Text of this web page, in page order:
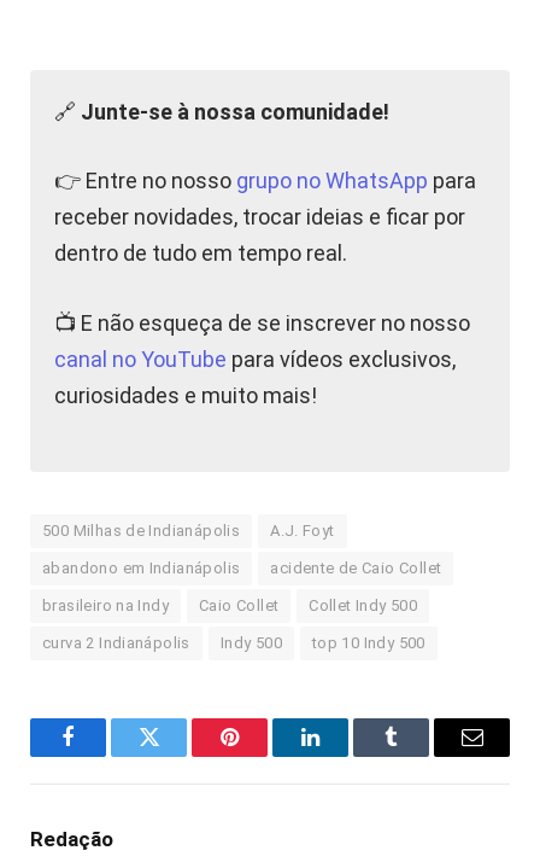
🔗 Junte-se à nossa comunidade!
👉 Entre no nosso grupo no WhatsApp para
receber novidades, trocar ideias e ficar por
dentro de tudo em tempo real.
📺 E não esqueça de se inscrever no nosso
canal no YouTube para vídeos exclusivos,
curiosidades e muito mais!
500 Milhas de Indianápolis A.J. Foyt
abandono em Indianápolis acidente de Caio Collet
brasileiro na Indy Caio Collet Collet Indy 500
curva 2 Indianápolis Indy 500 top 10 Indy 500
FacebookTwitter Pinterest LinkedInTumblr
E-
Redação